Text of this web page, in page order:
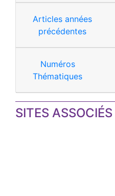
Articles années
précédentes
Numéros
Thématiques
SITES ASSOCIÉS